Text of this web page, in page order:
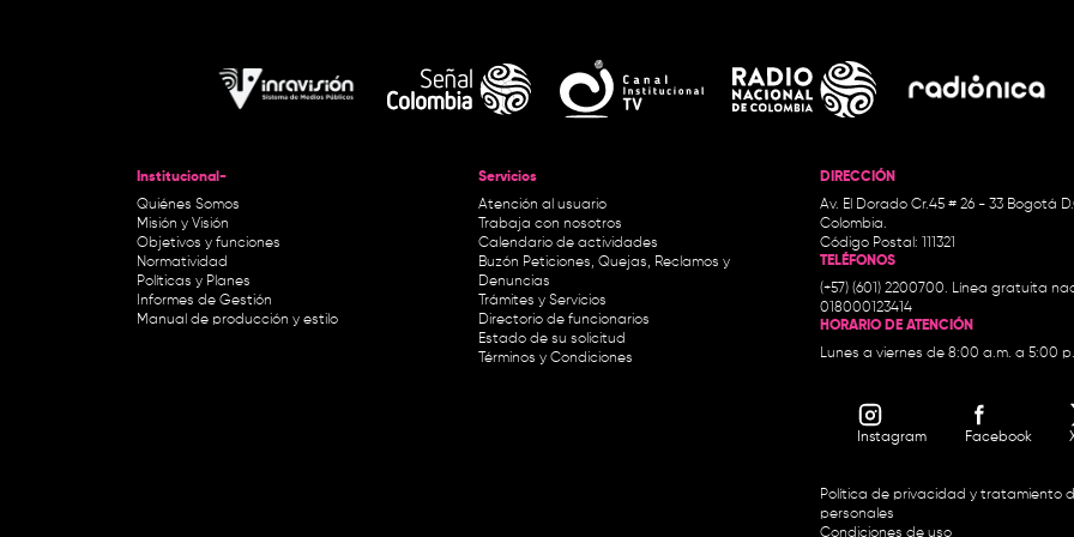
Institucional-
Quiénes Somos
Misión y Visión
Objetivos y funciones
Normatividad
Políticas y Planes
Informes de Gestión
Manual de producción y estilo
Servicios
Atención al usuario
Trabaja con nosotros
Calendario de actividades
Buzón Peticiones, Quejas, Reclamos y
Denuncias
Trámites y Servicios
Directorio de funcionarios
Estado de su solicitud
Términos y Condiciones
DIRECCIÓN
Av. El Dorado Cr.45 # 26 - 33 Bogotá
Colombia.
Código Postal: 111321
TELÉFONOS
(+57) (601) 2200700. Línea gratuita
018000123414
HORARIO DE ATENCIÓN
Lunes a viernes de 8:00 a.m. a 5:00
Instagram Facebook
Política de privacidad y tratamiento
personales
Condiciones de uso